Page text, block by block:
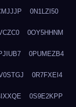
0N1LZI50
0OY5HHNM
0PUMEZB4
0R7FXEI4
0S9E2KPP